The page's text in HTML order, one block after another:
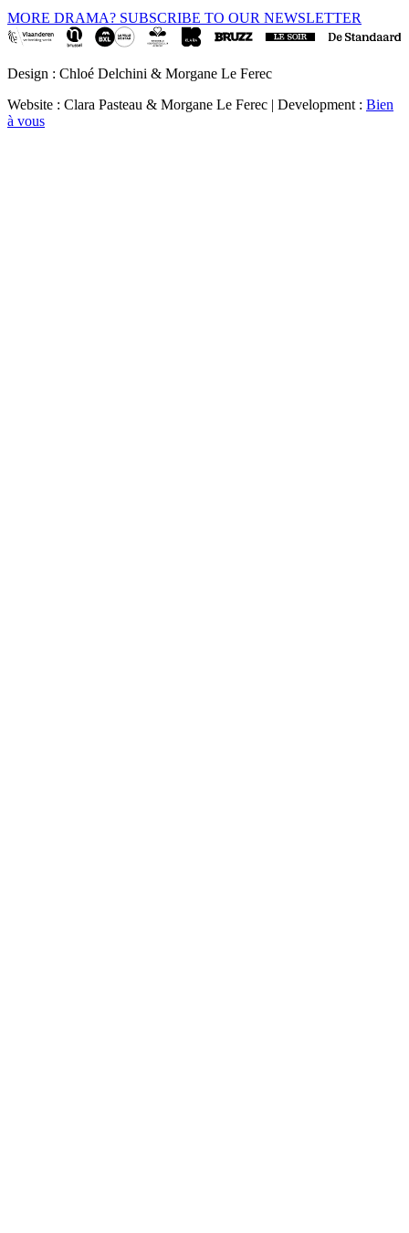
MORE DRAMA? SUBSCRIBE TO OUR NEWSLETTER
Design : Chloé Delchini & Morgane Le Ferec
Website : Clara Pasteau & Morgane Le Ferec | Development : Bien
à vous